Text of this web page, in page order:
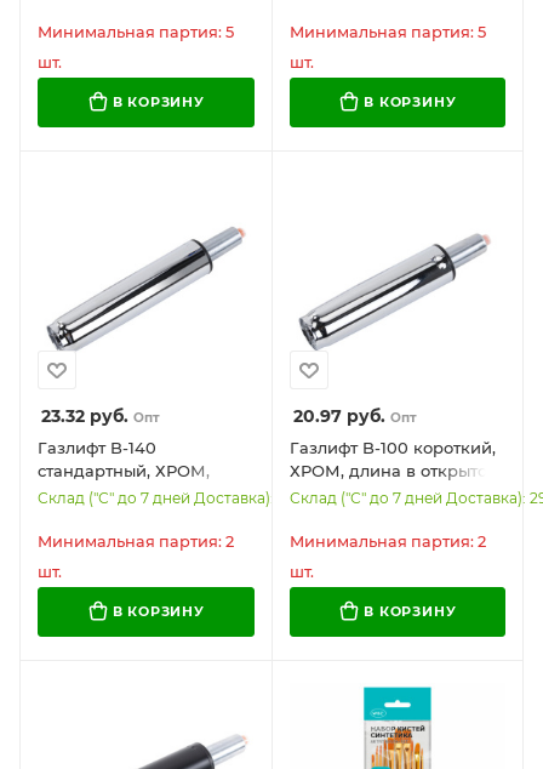
WBZ, 533083
Минимальная партия: 5
шт.
В КОРЗИНУ
WBZ, 533082
Минимальная партия: 5
шт.
В КОРЗИНУ
23.32 руб. Опт
Газлифт B-140
стандартный, ХРОМ,
длина в открытом виде
WBZ, 533074
Склад ("С" до 7 дней Доставка): 590
Минимальная партия: 2
шт.
В КОРЗИНУ
20.97руб. Опт
Газлифт B-100 короткий,
ХРОМ, длина в открытом
виде 346 мм, d 50 мм,
Склад ("С" до 7 дней Доставка):
Минимальная партия: 2
шт.
В КОРЗИНУ